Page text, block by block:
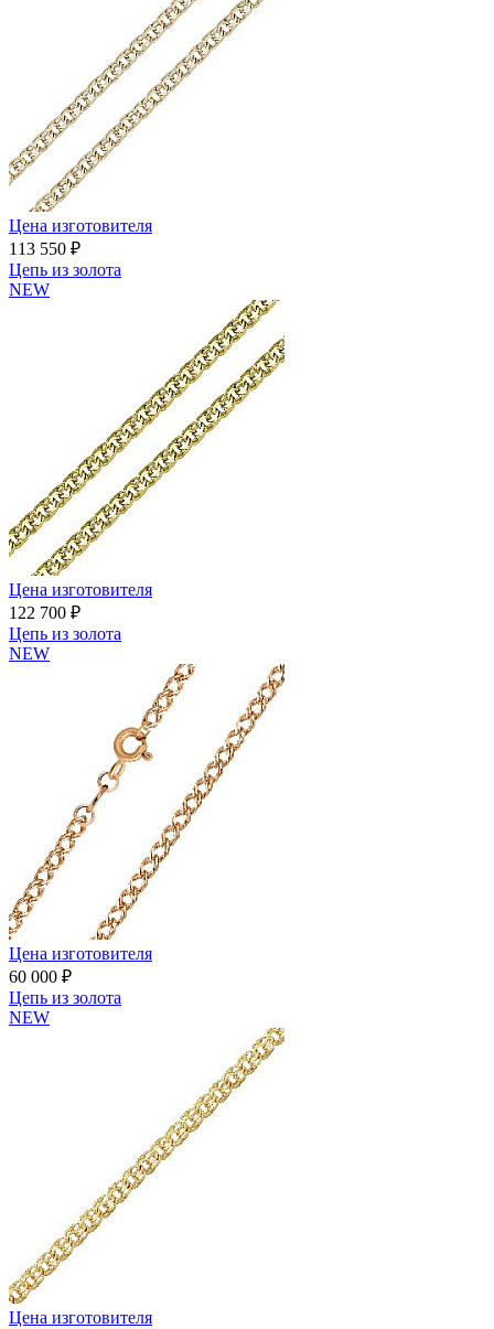
Цена изготовителя
113 550 ₽
Цепь из золота
NEW
Цена изготовителя
122 700 ₽
Цепь из золота
NEW
Цена изготовителя
60 000 ₽
Цепь из золота
NEW
Цена изготовителя